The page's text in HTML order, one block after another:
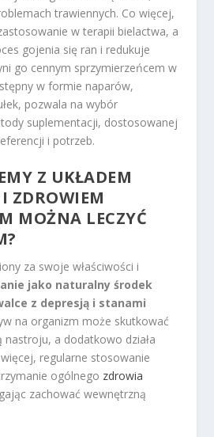
trawiennych. Co więcej,
w terapii bielactwa, a
gojenia się ran i redukuje
go cennym sprzymierzeńcem w
w formie naparów,
pozwala na wybór
suplementacji, dostosowanej
i potrzeb.
Z UKŁADEM
ZDROWIEM
MOŻNA LECZYĆ
za swoje właściwości i
jako naturalny środek
z depresją i stanami
na organizm może skutkować
nastroju, a dodatkowo działa
regularne stosowanie
ogólnego zdrowia
zachować wewnętrzną